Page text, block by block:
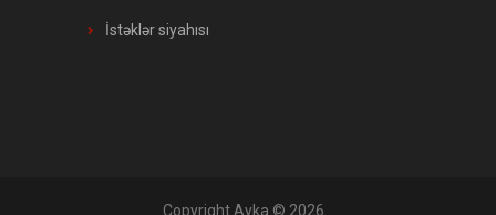
İstəklər siyahısı
Copyright Ayka © 2026